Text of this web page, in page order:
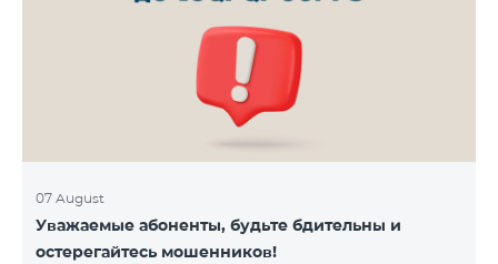
07 August
Уважаемые абоненты, будьте бдительны и
остерегайтесь мошенников!